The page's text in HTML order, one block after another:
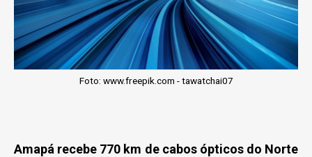
Foto: www.freepik.com - tawatchai07
Amapá recebe 770 km de cabos ópticos do Norte